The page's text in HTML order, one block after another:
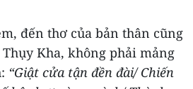
đến thơ của bản thân cũng
Kha, không phải mảng
“Giật cửa tận đền đài/ Chiến